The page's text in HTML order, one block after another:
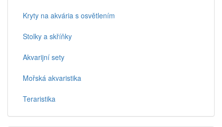
Kryty na akvária s osvětlením
Stolky a skříňky
Akvarijní sety
Mořská akvaristika
Teraristika